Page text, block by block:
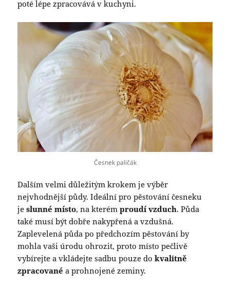
poté lépe zpracovává v kuchyni.
Česnek paličák
Dalším velmi důležitým krokem je výběr
nejvhodnější půdy. Ideální pro pěstování česneku
jeslunné místo, na kterémproudí vzduch. Půda
také musí být dobře nakypřená a vzdušná.
Zaplevelená půda po předchozím pěstování by
mohla vaši úrodu ohrozit, proto místo pečlivě
vybírejte a vkládejte sadbu pouze dokvalitně
zpracované a prohnojené zeminy.